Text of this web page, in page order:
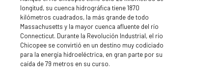
longitud, su cuenca hidrográfica tiene 1870
kilómetros cuadrados, la más grande de todo
Massachusetts y la mayor cuenca afluente del río
Connecticut. Durante la Revolución Industrial, el río
Chicopee se convirtió en un destino muy codiciado
para la energía hidroeléctrica, en gran parte por su
caída de 79 metros en su curso.